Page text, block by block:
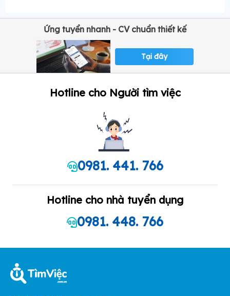
Ứng tuyển nhanh - CV chuẩn thiết kế
Tại đây
Hotline cho Người tìm việc
0981. 441. 766
Hotline cho nhà tuyển dụng
0981. 448. 766